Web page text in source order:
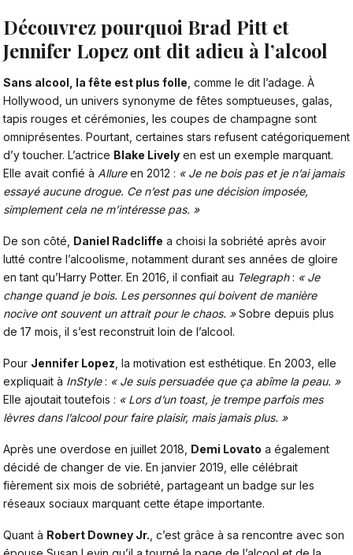
Découvrez pourquoi Brad Pitt et
Jennifer Lopez ont dit adieu à l’alcool
Sans alcool, la fête est plus folle , comme le dit l’adage. À
Hollywood, un univers synonyme de fêtes somptueuses, galas,
tapis rouges et cérémonies, les coupes de champagne sont
omniprésentes. Pourtant, certaines stars refusent catégoriquement
d’y toucher. L’actrice Blake Lively en est un exemple marquant.
Elle avait confié à Allureen 2012 : « Je ne bois pas et je n’ai jamais
essayé aucune drogue. Ce n’est pas une décision imposée,
simplement cela ne m’intéresse pas. »
De son côté, Daniel Radcliffe a choisi la sobriété après avoir
lutté contre l’alcoolisme, notamment durant ses années de gloire
en tant qu’Harry Potter. En 2016, il confiait au Telegraph: « Je
change quand je bois. Les personnes qui boivent de manière
nocive ont souvent un attrait pour le chaos. »Sobre depuis plus
de 17 mois, il s’est reconstruit loin de l’alcool.
Pour Jennifer Lopez , la motivation est esthétique. En 2003, elle
expliquait à InStyle: « Je suis persuadée que ça abîme la peau. »
Elle ajoutait toutefois : « Lors d’un toast, je trempe parfois mes
lèvres dans l’alcool pour faire plaisir, mais jamais plus. »
Après une overdose en juillet 2018, Demi Lovato a également
décidé de changer de vie. En janvier 2019, elle célébrait
fièrement six mois de sobriété, partageant un badge sur les
réseaux sociaux marquant cette étape importante.
Quant à Robert Downey Jr. , c’est grâce à sa rencontre avec son